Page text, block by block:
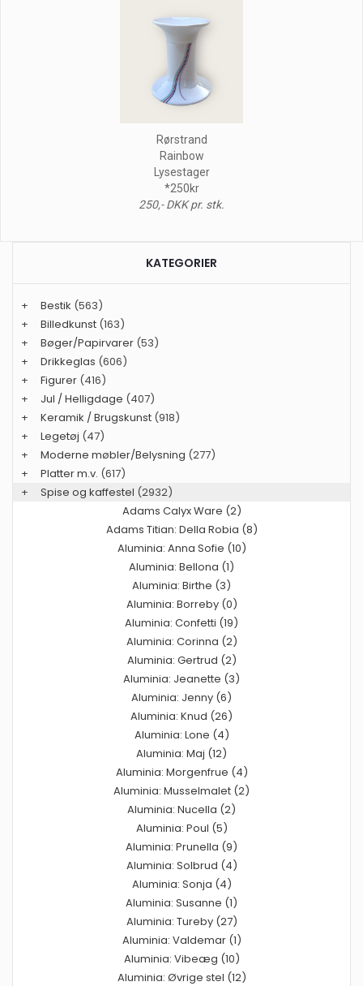
Rørstrand
Rainbow
Lysestager
*250kr
250,- DKK pr. stk.
KATEGORIER
+ Bestik (563)
+
Billedkunst (163)
+
Bøger/Papirvarer (53)
+
Drikkeglas (606)
+
Figurer (416)
+
Jul / Helligdage (407)
+
Keramik / Brugskunst (918)
+
Legetøj (47)
+
Moderne møbler/Belysning (277)
+
Platter m.v. (617)
+
Spise og kaffestel (2932)
Adams Calyx Ware (2)
Adams Titian: Della Robia (8)
Aluminia: Anna Sofie (10)
Aluminia: Bellona (1)
Aluminia: Birthe (3)
Aluminia: Borreby (0)
Aluminia: Confetti (19)
Aluminia: Corinna (2)
Aluminia: Gertrud (2)
Aluminia: Jeanette (3)
Aluminia: Jenny (6)
Aluminia: Knud (26)
Aluminia: Lone (4)
Aluminia: Maj (12)
Aluminia: Morgenfrue (4)
Aluminia: Musselmalet (2)
Aluminia: Nucella (2)
Aluminia: Poul (5)
Aluminia: Prunella (9)
Aluminia: Solbrud (4)
Aluminia: Sonja (4)
Aluminia: Susanne (1)
Aluminia: Tureby (27)
Aluminia: Valdemar (1)
Aluminia: Vibeæg (10)
Aluminia: Øvrige stel (12)